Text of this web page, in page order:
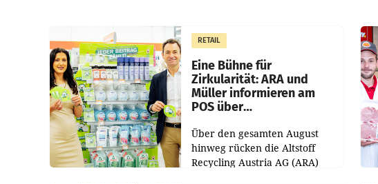
RETAIL
Eine Bühne für
Zirkularität: ARA und
Müller informieren am
POS über
Über den gesamten August
hinweg rücken die Altstoff
Recycling Austria AG (ARA)